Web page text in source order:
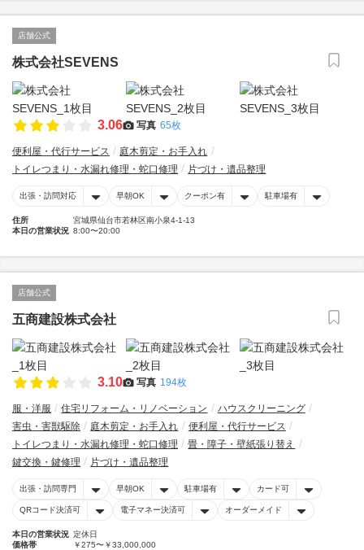
店舗公式
株式会社SEVENS
3.06 写真 65枚
便利屋・代行サービス
庭木剪定・お手入れ
トイレつまり・水漏れ修理・蛇口修理
片づけ・遺品整理
出張・訪問対応 早朝OK クーポン有 駐車場有
住所
宮城県仙台市若林区南小泉4-1-13
本日の営業状況 8:00〜20:00
店舗公式
五商建設株式会社
3.10 写真 194枚
服・洋服 住宅リフォーム・リノベーション
ハウスクリーニング
害虫・害獣駆除
庭木剪定・お手入れ
便利屋・代行サービス
トイレつまり・水漏れ修理・蛇口修理
畳・障子・壁紙張り替え
鍵交換・鍵修理
片づけ・遺品整理
出張・訪問専門 早朝OK 駐車場有 カード可
QRコード決済可 電子マネー決済可 オーダーメイド
本日の営業状況 定休日
価格帯
￥275〜￥33,000,000